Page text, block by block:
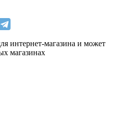
интернет-магазина и может
магазинах